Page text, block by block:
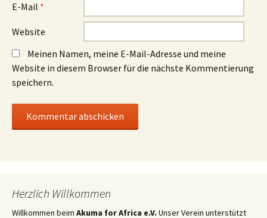
E-Mail *
Website
Meinen Namen, meine E-Mail-Adresse und meine
Website in diesem Browser für die nächste Kommentierung
speichern.
Herzlich Willkommen
Willkommen beim Akuma for Africa e.V. Unser Verein unterstützt